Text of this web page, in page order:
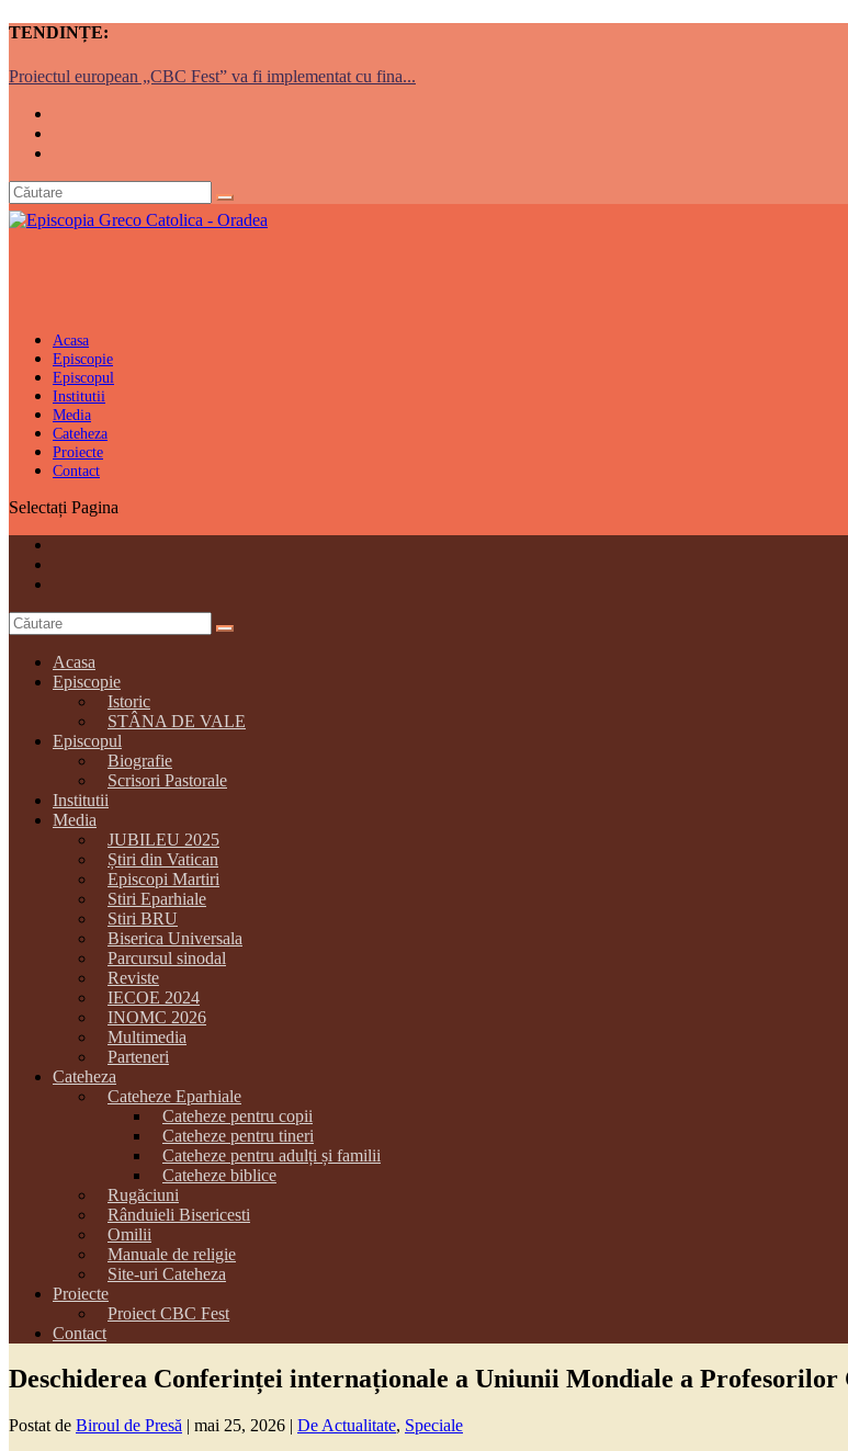
TENDINȚE:
Proiectul european „CBC Fest” va fi implementat cu fina...
Acasa
Episcopie
Episcopul
Institutii
Media
Cateheza
Proiecte
Contact
Selectați Pagina
Acasa
Episcopie
Istoric
STÂNA DE VALE
Episcopul
Biografie
Scrisori Pastorale
Institutii
Media
JUBILEU 2025
Știri din Vatican
Episcopi Martiri
Stiri Eparhiale
Stiri BRU
Biserica Universala
Parcursul sinodal
Reviste
IECOE 2024
INOMC 2026
Multimedia
Parteneri
Cateheza
Cateheze Eparhiale
Cateheze pentru copii
Cateheze pentru tineri
Cateheze pentru adulți și familii
Cateheze biblice
Rugăciuni
Rânduieli Bisericesti
Omilii
Manuale de religie
Site-uri Cateheza
Proiecte
Proiect CBC Fest
Contact
Deschiderea Conferinței internaționale a Uniunii Mondiale a
Postat de Biroul de Presă | mai 25, 2026 | De Actualitate, Speciale